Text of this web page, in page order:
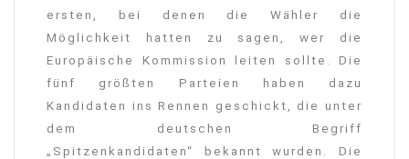
ersten, bei denen die Wähler die
Möglichkeit hatten zu sagen, wer die
Europäische Kommission leiten sollte. Die
fünf größten Parteien haben dazu
Kandidaten ins Rennen geschickt, die unter
dem deutschen Begriff
„Spitzenkandidaten“ bekannt wurden. Die